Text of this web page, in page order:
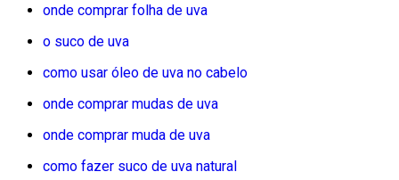
onde comprar folha de uva
o suco de uva
como usar óleo de uva no cabelo
onde comprar mudas de uva
onde comprar muda de uva
como fazer suco de uva natural